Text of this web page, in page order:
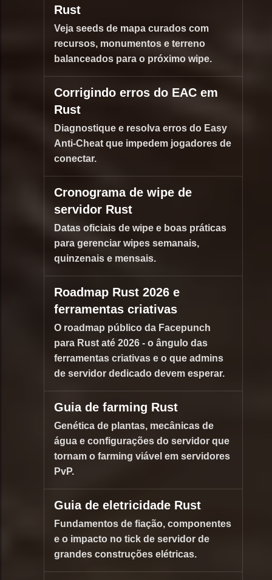
Rust
Veja seeds de mapa curados com
recursos, monumentos e terreno
balanceados para o próximo wipe.
Corrigindo erros do EAC em
Rust
Diagnostique e resolva erros do Easy
Anti-Cheat que impedem jogadores de
conectar.
Cronograma de wipe de
servidor Rust
Datas oficiais de wipe e boas práticas
para gerenciar wipes semanais,
quinzenais e mensais.
Roadmap Rust 2026 e
ferramentas criativas
O roadmap público da Facepunch
para Rust até 2026 - o ângulo das
ferramentas criativas e o que admins
de servidor dedicado devem esperar.
Guia de farming Rust
Genética de plantas, mecânicas de
água e configurações do servidor que
tornam o farming viável em servidores
PvP.
Guia de eletricidade Rust
Fundamentos de fiação, componentes
e o impacto no tick de servidor de
grandes construções elétricas.